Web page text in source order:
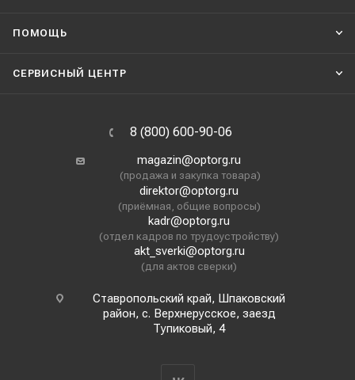
ПОМОЩЬ
СЕРВИСНЫЙ ЦЕНТР
8 (800) 600-90-06
magazin@optorg.ru
(продажа и закупка товара)
direktor@optorg.ru
(приёмная, общие вопросы)
kadr@optorg.ru
(отдел кадров по трудоустройству)
akt_sverki@optorg.ru
(для актов сверки)
Ставропольский край, Шпаковский
район, с. Верхнерусское, заезд
Тупиковый, 4